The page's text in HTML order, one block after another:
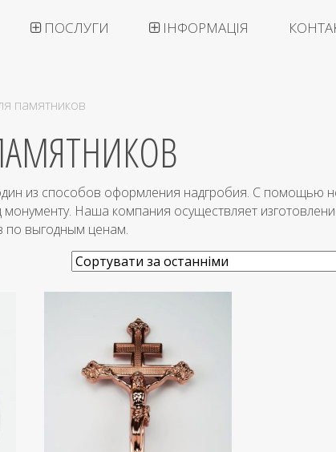
ПОСЛУГИ ІНФОРМАЦІЯ
памятников
из способов оформления надгробия. С помощью
Наша компания осуществляет
по выгодным ценам.